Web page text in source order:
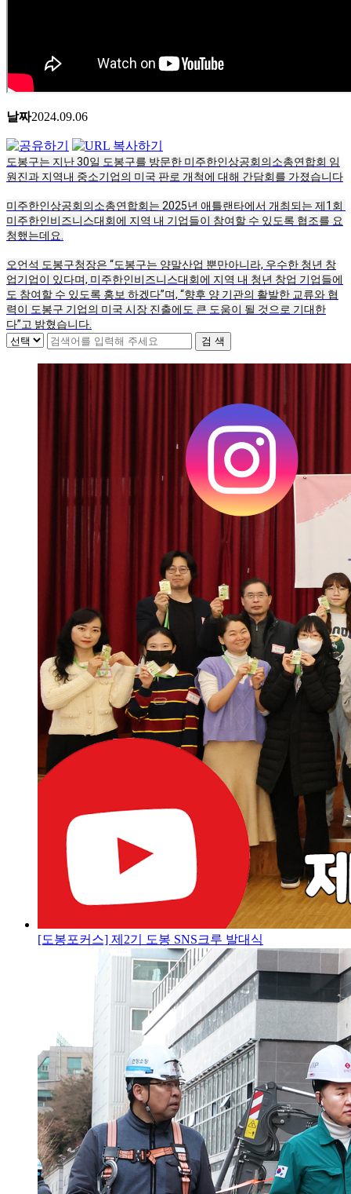
날짜2024.09.06
도봉구는 지난 30일 도봉구를 방문한 미주한인상공회의소총연합회 임
원진과 지역내 중소기업의 미국 판로 개척에 대해 간담회를 가졌습니다
미주한인상공회의소총연합회는 2025년 애틀랜타에서 개최되는 제1회
미주한인비즈니스대회에 지역 내 기업들이 참여할 수 있도록 협조를 요
청했는데요.
오언석 도봉구청장은 “도봉구는 양말산업 뿐만아니라, 우수한 청년 창
업기업이 있다며, 미주한인비즈니스대회에 지역 내 청년 창업 기업들에
도 참여할 수 있도록 홍보 하겠다”며, “향후 양 기관의 활발한 교류와 협
력이 도봉구 기업의 미국 시장 진출에도 큰 도움이 될 것으로 기대한
다”고 밝혔습니다.
[도봉포커스] 제2기 도봉 SNS크루 발대식